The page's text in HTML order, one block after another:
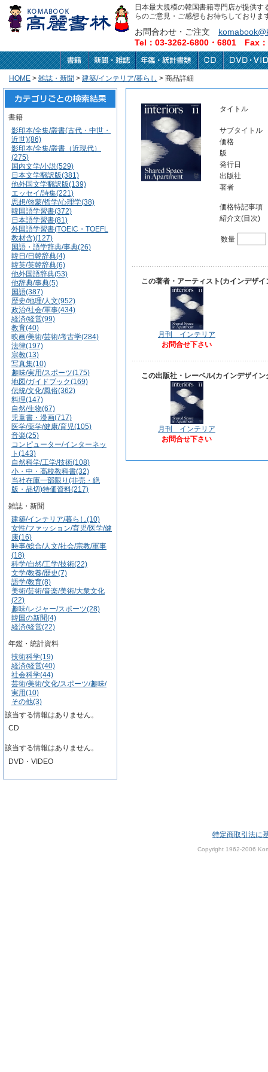
日本最大規模の韓国書籍専門店が提供
らのご意見・ご感想もお待ちしておりま
お問合わせ・ご注文
Tel：03-3262-6800・6801 Fax
HOME > 雑誌・新聞 > 建築/インテリア/暮らし > 商品詳細
書籍
影印本/全集/叢書(古代・中世・
近世)(86)
影印本/全集/叢書（近現代）
(275)
国内文学/小説(529)
日本文学翻訳版(381)
他外国文学翻訳版(139)
エッセイ/詩集(221)
思想/啓蒙/哲学/心理学(38)
韓国語学習書(372)
日本語学習書(81)
外国語学習書(TOEIC・TOEFL
教材含)(127)
国語・語学辞典/事典(26)
韓日/日韓辞典(4)
韓英/英韓辞典(6)
他外国語辞典(53)
他辞典/事典(5)
国語(387)
歴史/地理/人文(952)
政治/社会/軍事(434)
経済/経営(99)
教育(40)
映画/美術/芸術/考古学(284)
法律(197)
宗教(13)
写真集(10)
趣味/実用/スポーツ(175)
地図/ガイドブック(169)
伝統/文化/風俗(362)
料理(147)
自然/生物(67)
児童書・漫画(717)
医学/薬学/健康/育児(105)
音楽(25)
コンピューター/インターネッ
ト(143)
自然科学/工学/技術(108)
小・中・高校教科書(32)
当社在庫一部限り(非売・絶
版・品切)特価資料(217)
雑誌・新聞
建築/インテリア/暮らし(10)
女性/ファッション/育児/医学/健
康(16)
時事/総合/人文/社会/宗教/軍事
(18)
科学/自然/工学/技術(22)
文学/教養/歴史(7)
語学/教育(8)
美術/芸術/音楽/美術/大衆文化
(22)
趣味/レジャー/スポーツ(28)
韓国の新聞(4)
経済/経営(22)
年鑑・統計資料
技術科学(19)
経済/経営(40)
社会科学(44)
芸術/美術/文化/スポーツ/趣味/
実用(10)
その他(3)
該当する情報はありません。
CD
該当する情報はありません。
DVD・VIDEO
タイトル
サブタイトル
価格
版
発行日
出版社
著者
価格特記事項
紹介文(目次)
数量
この著者・アーティスト(カインデザ
月刊 インテリア
お問合せ下さい
この出版社・レーベル(カインデザイ
月刊 インテリア
お問合せ下さい
特定商取引法に
Copyright 1962-2006